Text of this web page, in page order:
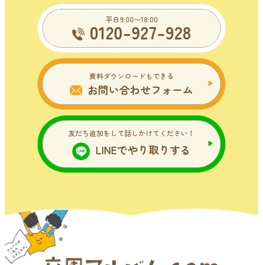
平日9:00〜18:00
0120-927-928
資料ダウンロードもできる
お問い合わせフォーム
友だち追加をして話しかけてください！
LINEでやり取りする